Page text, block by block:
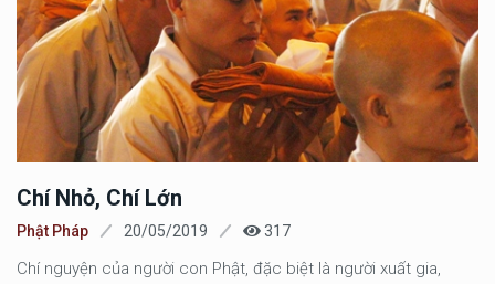
Chí Nhỏ, Chí Lớn
Phật Pháp 20/05/2019 317
Chí nguyện của người con Phật, đặc biệt là người xuất gia,